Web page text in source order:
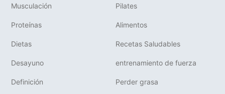
Musculación Pilates
Proteínas Alimentos
Dietas Recetas Saludables
Desayuno entrenamiento de fuerza
Definición Perder grasa